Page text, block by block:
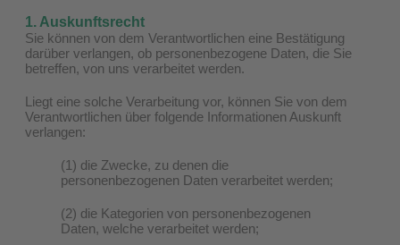
1. Auskunftsrecht
Sie können von dem Verantwortlichen eine Bestätigung
darüber verlangen, ob personenbezogene Daten, die Sie
betreffen, von uns verarbeitet werden.
Liegt eine solche Verarbeitung vor, können Sie von dem
Verantwortlichen über folgende Informationen Auskunft
verlangen:
(1) die Zwecke, zu denen die
personenbezogenen Daten verarbeitet werden;
(2) die Kategorien von personenbezogenen
Daten, welche verarbeitet werden;